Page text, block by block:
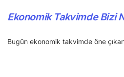
Ekonomik Takvimde Bizi
Bugün ekonomik takvimde öne